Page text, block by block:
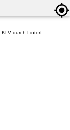
durch Lintorf